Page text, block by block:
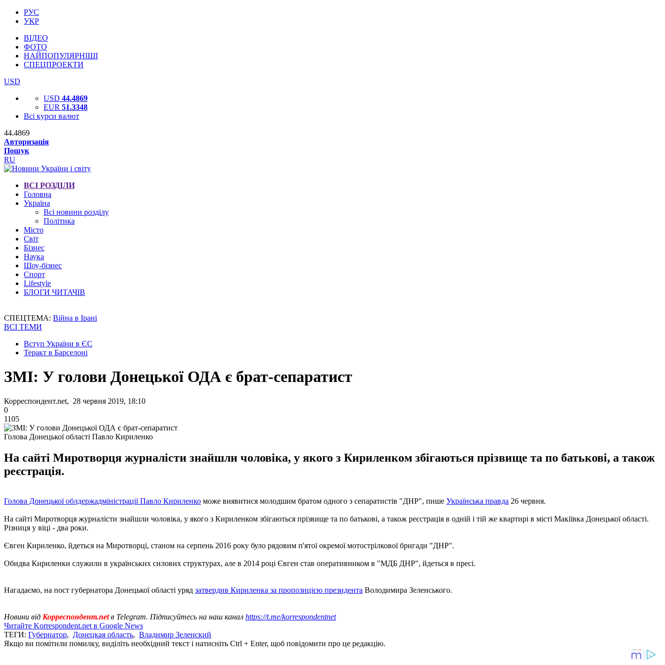
РУС
УКР
ВІДЕО
ФОТО
НАЙПОПУЛЯРНІШІ
СПЕЦПРОЕКТИ
USD
USD 44.4869
EUR 51.3348
Всі курси валют
44.4869
Авторизація
Пошук
RU
ВСІ РОЗДІЛИ
Головна
Україна
Всі новини розділу
Політика
Місто
Світ
Бізнес
Наука
Шоу-бізнес
Спорт
Lifestyle
БЛОГИ ЧИТАЧІВ
СПЕЦТЕМА: Війна в Ірані
ВСІ ТЕМИ
Вступ України в ЄС
Теракт в Барселоні
ЗМІ: У голови Донецької ОДА є брат-сепаратист
Корреспондент.net, 28 червня 2019, 18:10
0
1105
Голова Донецької області Павло Кириленко
На сайті Миротворця журналісти знайшли чоловіка, у якого з Кириленком збігаються прізвище та по батькові, а також
реєстрація.
Голова Донецької облдержадміністрації Павло Кириленко може виявитися молодшим братом одного з сепаратистів "ДНР", пише Українська правда 26 червня.
На сайті Миротворця журналісти знайшли чоловіка, у якого з Кириленком збігаються прізвище та по батькові, а також реєстрація в одній і тій же квартирі в місті Макіївка Донецької області.
Різниця у віці - два роки.
Євген Кириленко, йдеться на Миротворці, станом на серпень 2016 року було рядовим п'ятої окремої мотострілкової бригади "ДНР".
Обидва Кириленки служили в українських силових структурах, але в 2014 році Євген став оперативником в "МДБ ДНР", йдеться в пресі.
Нагадаємо, на пост губернатора Донецької області уряд затвердив Кириленка за пропозицією президента Володимира Зеленського.
Новини від Корреспондент.netв Telegram. Підписуйтесь на наш канал https://t.me/korrespondentnet
Читайте Korrespondent.net в Google News
ТЕГИ: Губернатор, Донецкая область, Владимир Зеленский
Якщо ви помітили помилку, виділіть необхідний текст і натисніть Ctrl + Enter, щоб повідомити про це редакцію.